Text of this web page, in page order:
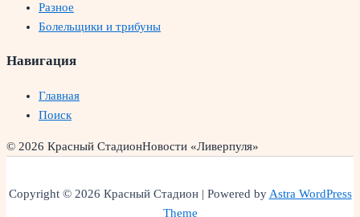
Разное
Болельщики и трибуны
Навигация
Главная
Поиск
© 2026 Красный СтадионНовости «Ливерпуля»
Copyright © 2026 Красный Стадион | Powered byAstra WordPress
Theme